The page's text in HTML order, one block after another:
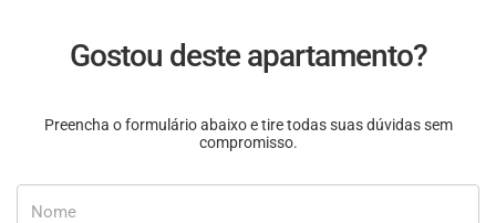
Gostou deste apartamento?
Preencha o formulário abaixo e tire todas suas dúvidas sem
compromisso.